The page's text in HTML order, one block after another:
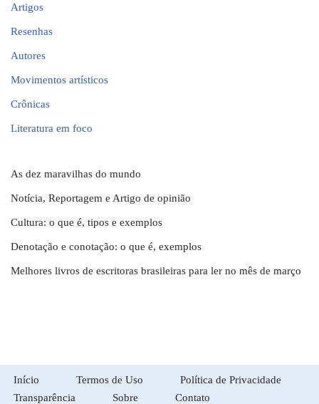
Artigos
Resenhas
Autores
Movimentos artísticos
Crônicas
Literatura em foco
As dez maravilhas do mundo
Notícia, Reportagem e Artigo de opinião
Cultura: o que é, tipos e exemplos
Denotação e conotação: o que é, exemplos
Melhores livros de escritoras brasileiras para ler no mês de março
Início Termos de Uso
Política de Privacidade
Transparência
Sobre Contato